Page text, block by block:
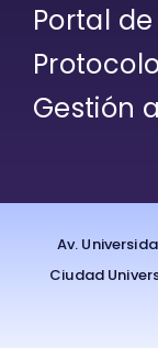
Portal
Gestión
Av.
Ciudad